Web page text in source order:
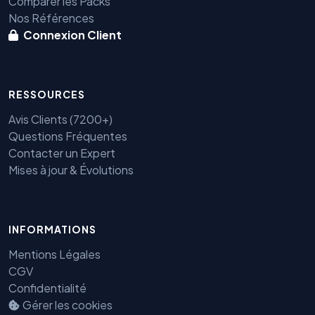
Nos Références
Connexion Client
RESSOURCES
Avis Clients (7200+)
Questions Fréquentes
Contacter un Expert
Mises à jour & Évolutions
INFORMATIONS
Mentions Légales
CGV
Confidentialité
Gérer les cookies
GEO